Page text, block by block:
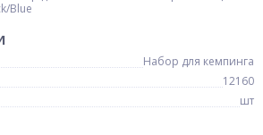
Blue
Набор для кемпинга
12160
шт